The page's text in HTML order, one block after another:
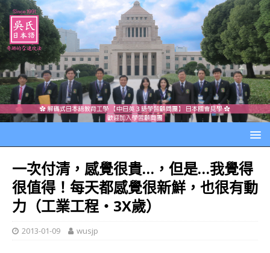
一次付清，感覺很貴…，但是…我覺得
很值得！每天都感覺很新鮮，也很有動
力（工業工程‧3X歲）
2013-01-09 wusjp